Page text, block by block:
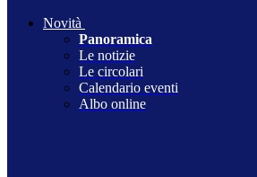
Novità
Panoramica
Le notizie
Le circolari
Calendario eventi
Albo online